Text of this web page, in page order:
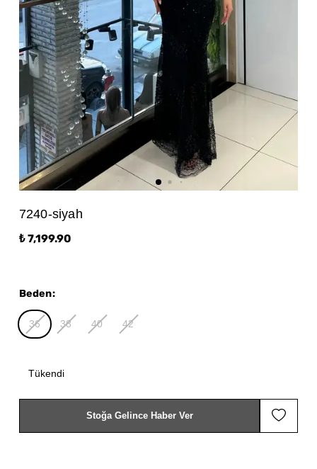
7240-siyah
₺ 7,199.90
Beden:
36 38 40 42
Tükendi
Stoğa Gelince Haber Ver